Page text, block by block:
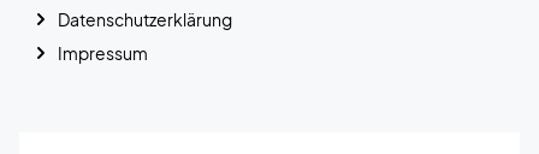
Datenschutzerklärung
Impressum